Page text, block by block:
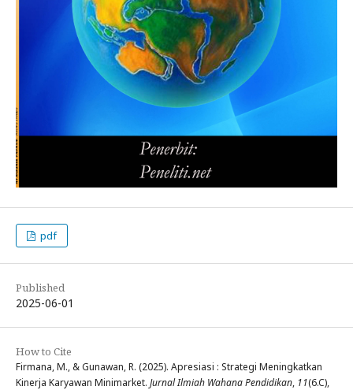
pdf
Published
2025-06-01
How to Cite
Firmana, M., & Gunawan, R. (2025). Apresiasi : Strategi Meningkatkan
Kinerja Karyawan Minimarket. Jurnal Ilmiah Wahana Pendidikan, 11(6.C),